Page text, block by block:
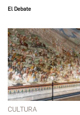
El Debate
CULTURA